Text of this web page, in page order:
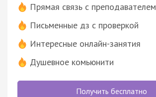
Прямая связь с преподавателем
Письменные дз с проверкой
Интересные онлайн-занятия
Душевное комьюнити
Получить бесплатно